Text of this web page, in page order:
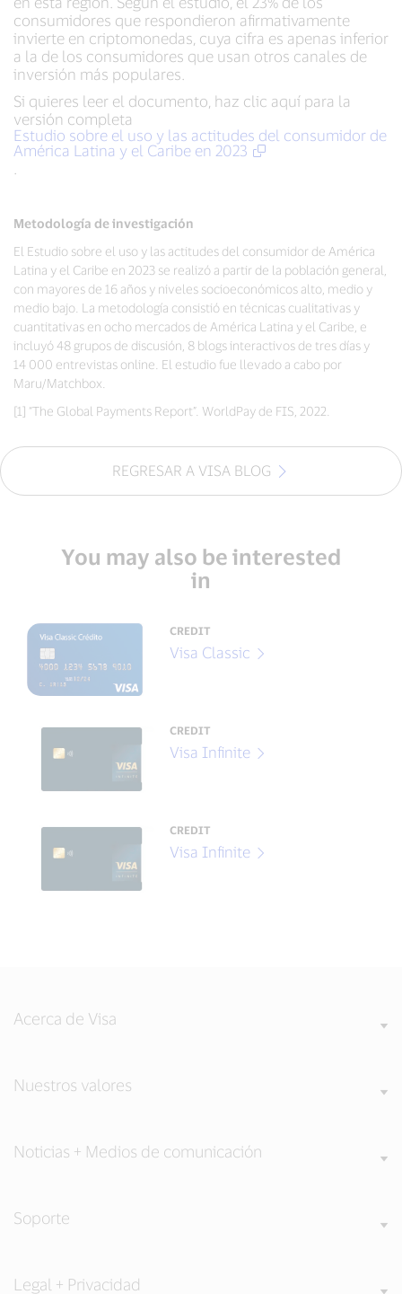
consumidores que respondieron afirmativamente
invierte en criptomonedas, cuya cifra es apenas inferior
a la de los consumidores que usan otros canales de
inversión más populares.
Si quieres leer el documento, haz clic aquí para la
versión completa
Estudio sobre el uso y las actitudes del consumidor de
América Latina y el Caribe en 2023
Metodología de investigación
El Estudio sobre el uso y las actitudes del consumidor de América
Latina y el Caribe en 2023 se realizó a partir de la población general,
con mayores de 16 años y niveles socioeconómicos alto, medio y
medio bajo. La metodología consistió en técnicas cualitativas y
cuantitativas en ocho mercados de América Latina y el Caribe, e
incluyó 48 grupos de discusión, 8 blogs interactivos de tres días y
14 000 entrevistas online. El estudio fue llevado a cabo por
Maru/Matchbox.
[1] “The Global Payments Report”. WorldPay de FIS, 2022.
REGRESAR A VISA BLOG
You may also be interested
in
CREDIT
Visa Classic
CREDIT
Visa Infinite
CREDIT
Visa Infinite
Acerca de Visa
Nuestros valores
Noticias + Medios de comunicación
Soporte
Legal + Privacidad